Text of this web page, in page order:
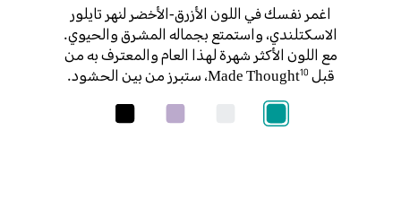
اغمر نفسك في اللون الأزرق-الأخضر لنهر تايلور
الاسكتلندي، واستمتع بجماله المشرق والحيوي.
مع اللون الأكثر شهرة لهذا العام والمعترف به من
قبل Made Thought 10 ، ستبرز من بين الحشود.